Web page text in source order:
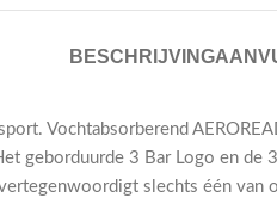
BESCHRIJVING
Vochtabsorberend
geborduurde 3 Bar Logo en
slechts één van